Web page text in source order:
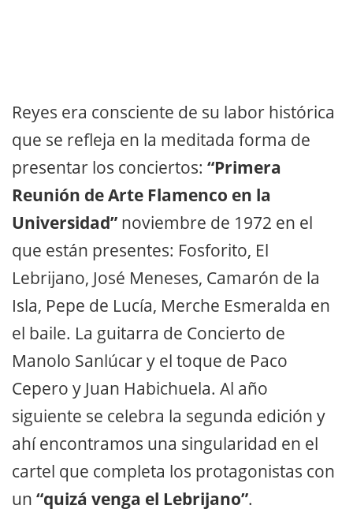
Reyes era consciente de su labor histórica
que se refleja en la meditada forma de
presentar los conciertos: “Primera
Reunión de Arte Flamenco en la
Universidad” noviembre de 1972 en el
que están presentes: Fosforito, El
Lebrijano, José Meneses, Camarón de la
Isla, Pepe de Lucía, Merche Esmeralda en
el baile. La guitarra de Concierto de
Manolo Sanlúcar y el toque de Paco
Cepero y Juan Habichuela. Al año
siguiente se celebra la segunda edición y
ahí encontramos una singularidad en el
cartel que completa los protagonistas con
un “quizá venga el Lebrijano”.